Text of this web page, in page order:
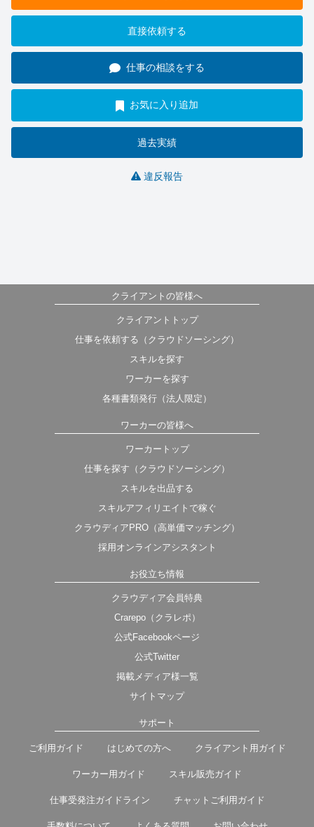
直接依頼する
仕事の相談をする
お気に入り追加
過去実績
違反報告
クライアントの皆様へ
クライアントトップ
仕事を依頼する（クラウドソーシング）
スキルを探す
ワーカーを探す
各種書類発行（法人限定）
ワーカーの皆様へ
ワーカートップ
仕事を探す（クラウドソーシング）
スキルを出品する
スキルアフィリエイトで稼ぐ
クラウディアPRO（高単価マッチング）
採用オンラインアシスタント
お役立ち情報
クラウディア会員特典
Crarepo（クラレポ）
公式Facebookページ
公式Twitter
掲載メディア様一覧
サイトマップ
サポート
ご利用ガイド はじめての方へ クライアント用ガイド
ワーカー用ガイド スキル販売ガイド
仕事受発注ガイドライン チャットご利用ガイド